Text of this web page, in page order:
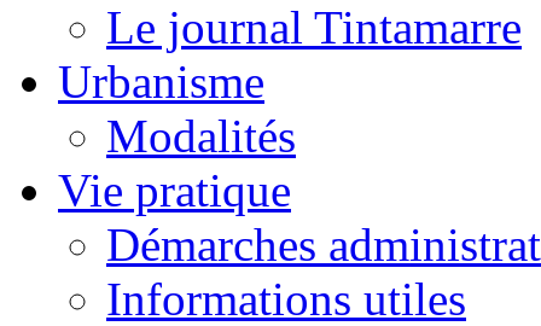
Le journal Tintamarre
Urbanisme
Modalités
Vie pratique
Démarches
Informations utiles